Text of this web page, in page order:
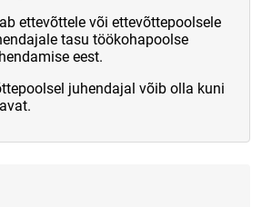
ettevõttele või ettevõttepoolsele
tasu töökohapoolse
eest.
juhendajal võib olla kuni